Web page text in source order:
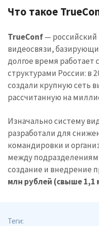
Отправить
информацию
Что такое
TrueConf—
видеосвязи,
долгое время работает
структурами России: в
создали крупную сеть
рассчитанную на
Изначально систему
разработали для
командировки и
между
создание и внедрение
млн рублей (свыше 1,1
Теги: